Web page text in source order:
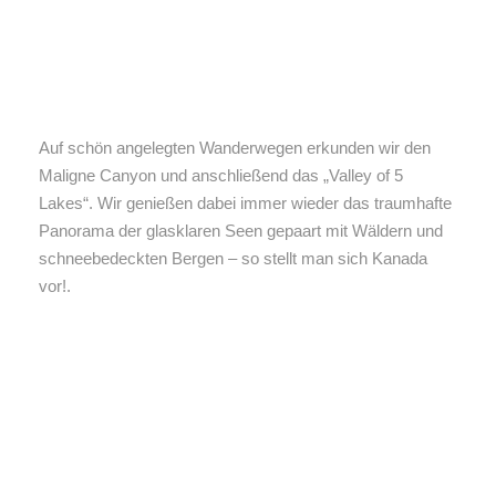
Auf schön angelegten Wanderwegen erkunden wir den
Maligne Canyon und anschließend das „Valley of 5
Lakes“. Wir genießen dabei immer wieder das traumhafte
Panorama der glasklaren Seen gepaart mit Wäldern und
schneebedeckten Bergen – so stellt man sich Kanada
vor!.